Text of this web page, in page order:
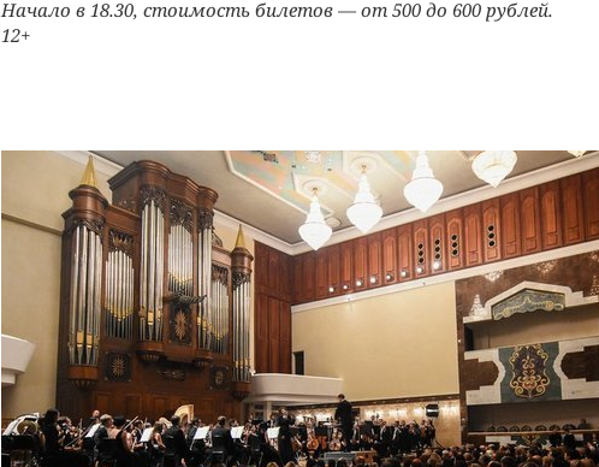
Начало в 18.30, стоимость билетов — от 500 до 600 рублей.
12+